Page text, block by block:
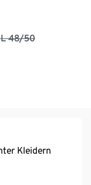
48/50
Kleidern